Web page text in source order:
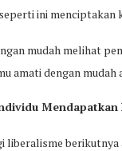
ini menciptakan
mudah melihat
amati dengan mudah
Mendapatkan
liberalisme berikutnya